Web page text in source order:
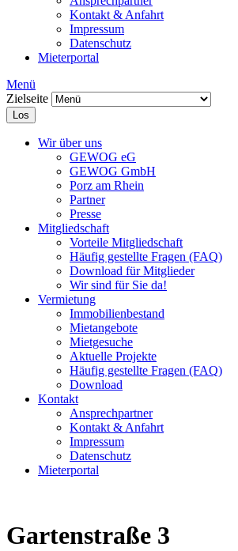
Kontakt & Anfahrt
Impressum
Datenschutz
Mieterportal
Menü
Zielseite
Los
Wir über uns
GEWOG eG
GEWOG GmbH
Porz am Rhein
Partner
Presse
Mitgliedschaft
Vorteile Mitgliedschaft
Häufig gestellte Fragen (FAQ)
Download für Mitglieder
Wir sind für Sie da!
Vermietung
Immobilienbestand
Mietangebote
Mietgesuche
Aktuelle Projekte
Häufig gestellte Fragen (FAQ)
Download
Kontakt
Ansprechpartner
Kontakt & Anfahrt
Impressum
Datenschutz
Mieterportal
Gartenstraße 3